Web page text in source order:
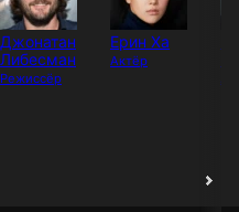
Джонатан
Либесман
Режиссёр
Ерин Ха
Актёр